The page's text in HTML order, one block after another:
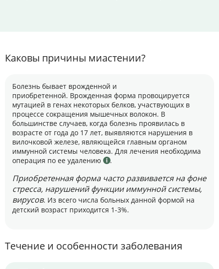
Каковы причины миастении?
Болезнь бывает врожденной и
приобретенной. Врожденная форма провоцируется
мутацией в генах некоторых белков, участвующих в
процессе сокращения мышечных волокон. В
большинстве случаев, когда болезнь проявилась в
возрасте от года до 17 лет, выявляются нарушения в
вилочковой железе, являющейся главным органом
иммунной системы человека. Для лечения необходима
операция по ее удалению
.
Приобретенная форма часто развивается на фоне
стресса, нарушений функции иммунной системы,
вирусов. Из всего числа больных данной формой на
детский возраст приходится 1-3%.
Течение и особенности заболевания